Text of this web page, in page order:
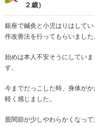
２歳）
銀座で鍼灸と小児はりはして
作改善法を行ってもらいました
始めは本人不安そうにしてい
す。
今までだっこした時、身体が
軽く感じました。
股関節が少しやわらかくなっ